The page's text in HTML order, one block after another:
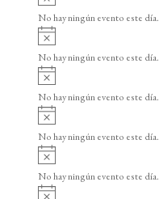
o
v
i
o
No hay ningún evento este día.
v
i
o
No hay ningún evento este día.
v
i
o
No hay ningún evento este día.
v
i
o
No hay ningún evento este día.
v
i
No hay ningún evento este día.